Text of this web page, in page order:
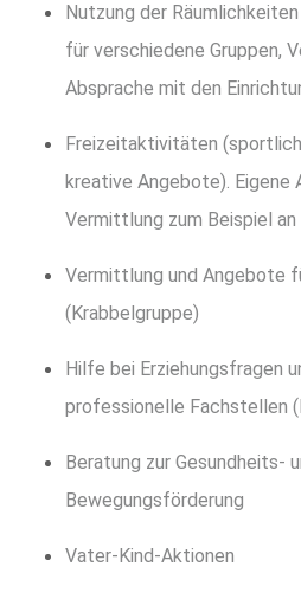
Nutzung der
für verschiedene Gruppen,
Absprache mit den
Freizeitaktivitäten
kreative Angebote). Eigene
Vermittlung zum Beispiel
Vermittlung und Angebote
(Krabbelgruppe)
Hilfe bei Erziehungsfragen
professionelle Fachstellen
Beratung zur Gesundheits-
Bewegungsförderung
Vater-Kind-Aktionen